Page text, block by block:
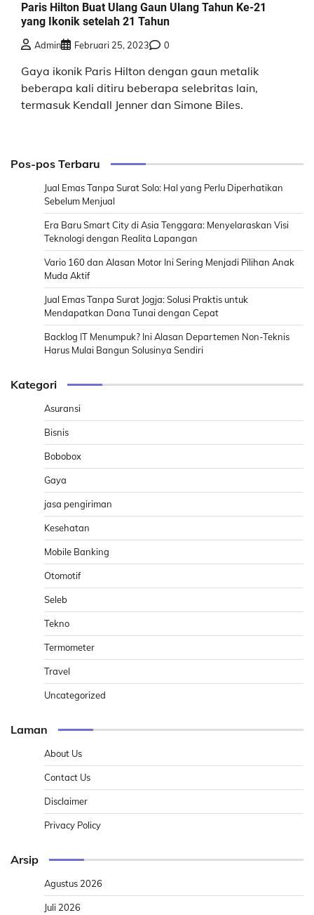
Paris Hilton Buat Ulang Gaun Ulang Tahun Ke-21
yang Ikonik setelah 21 Tahun
Admin Februari 25, 2023 0
Gaya ikonik Paris Hilton dengan gaun metalik
beberapa kali ditiru beberapa selebritas lain,
termasuk Kendall Jenner dan Simone Biles.
Pos-pos Terbaru
Jual Emas Tanpa Surat Solo: Hal yang Perlu Diperhatikan
Sebelum Menjual
Era Baru Smart City di Asia Tenggara: Menyelaraskan Visi
Teknologi dengan Realita Lapangan
Vario 160 dan Alasan Motor Ini Sering Menjadi Pilihan Anak
Muda Aktif
Jual Emas Tanpa Surat Jogja: Solusi Praktis untuk
Mendapatkan Dana Tunai dengan Cepat
Backlog IT Menumpuk? Ini Alasan Departemen Non-Teknis
Harus Mulai Bangun Solusinya Sendiri
Kategori
Asuransi
Bisnis
Bobobox
Gaya
jasa pengiriman
Kesehatan
Mobile Banking
Otomotif
Seleb
Tekno
Termometer
Travel
Uncategorized
Laman
About Us
Contact Us
Disclaimer
Privacy Policy
Arsip
Agustus 2026
Juli 2026